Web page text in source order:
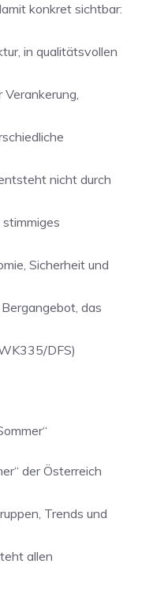
konkret sichtbar:
in qualitätsvollen
Verankerung,
nicht durch
Sicherheit und
das
DFS)
der Österreich
Trends und
allen